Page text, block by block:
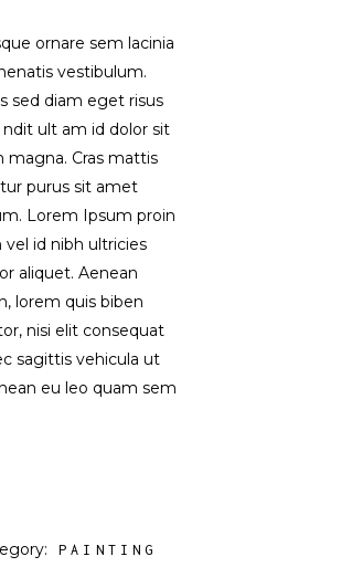
ornare sem lacinia
vestibulum.
sed diam eget risus
ndit ult am id dolor sit
magna. Cras mattis
purus sit amet
Lorem Ipsum proin
vel id nibh ultricies
aliquet. Aenean
lorem quis biben
nisi elit consequat
sagittis vehicula ut
eu leo quam sem
PAINTING